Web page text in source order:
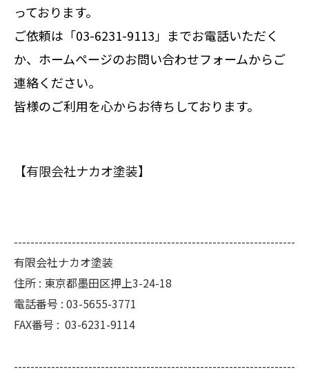
っております。
ご依頼は「03-6231-9113」までお電話いただく
か、ホームページのお問い合わせフォームからご
連絡ください。
皆様のご利用を心からお待ちしております。
【有限会社ナカオ塗装】
--------------------------------------------------------------------
有限会社ナカオ塗装
住所 : 東京都墨田区押上3-24-18
電話番号 : 03-5655-3771
FAX番号 : 03-6231-9114
--------------------------------------------------------------------